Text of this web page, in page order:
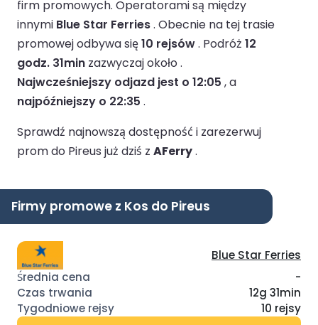
firm promowych. Operatorami są między
innymi Blue Star Ferries. Obecnie na tej trasie
promowej odbywa się10 rejsów. Podróż 12
godz. 31min zazwyczaj około .
Najwcześniejszy odjazd jest o 12:05 , a
najpóźniejszy o 22:35 .
Sprawdź najnowszą dostępność i zarezerwuj
prom do Pireus już dziś z AFerry.
Firmy promowe z Kos do Pireus
Blue Star Ferries
-
12g 31min
10 rejsy